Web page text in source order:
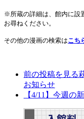
※所蔵の詳細は、館内に設
お尋ねください。
その他の漫画の検索はこち
前の投稿を見る
お知らせ
【4/11】今週の